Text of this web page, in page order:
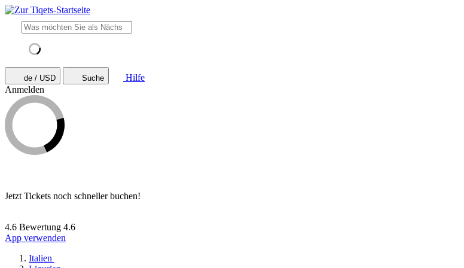
de / USD Suche
Hilfe
Anmelden
Jetzt Tickets noch schneller buchen!
4.6 Bewertung 4.6
App verwenden
Italien